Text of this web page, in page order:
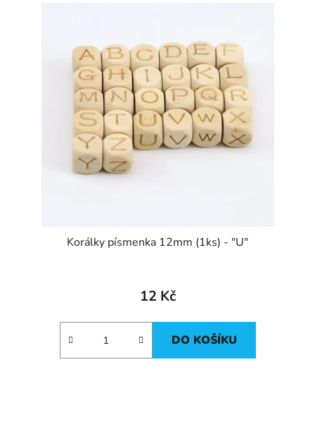
Korálky písmenka 12mm (1ks) - "U"
12 Kč
DO KOŠÍKU